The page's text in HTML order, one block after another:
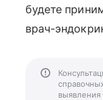
будете
врач-